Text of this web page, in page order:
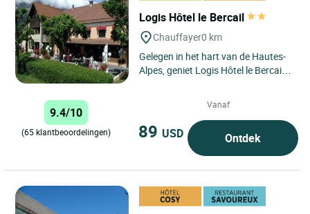
Logis Hôtel le Bercail
Chauffayer0 km
Gelegen in het hart van de Hautes-
Alpes, geniet Logis Hôtel le Bercail
9.4/10
(65 klantbeoordelingen)
Vanaf
89 USD Ontdek